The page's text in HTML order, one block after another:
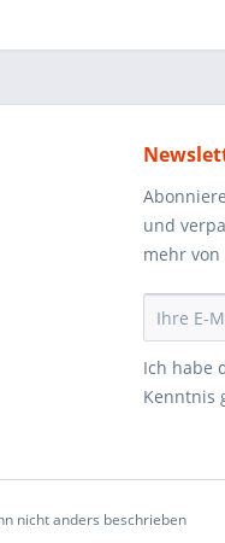
und
mehr von
Ich habe
Kenntnis
nicht anders beschrieben